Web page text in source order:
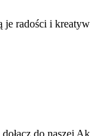
radości i
do naszej